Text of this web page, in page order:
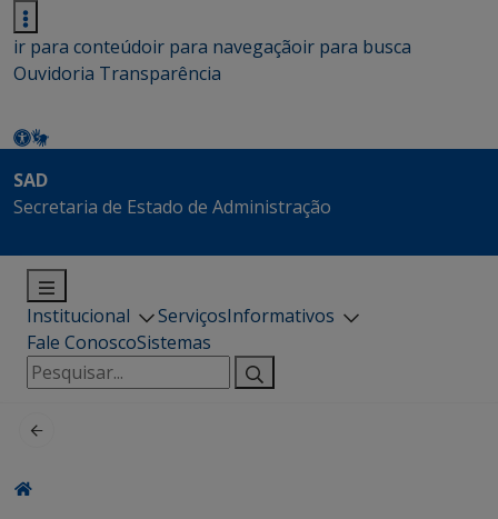
ir para conteúdoir para navegaçãoir para busca
Ouvidoria Transparência
SAD
Secretaria de Estado de Administração
Institucional ServiçosInformativos
Fale ConoscoSistemas
Pesquisar
por: